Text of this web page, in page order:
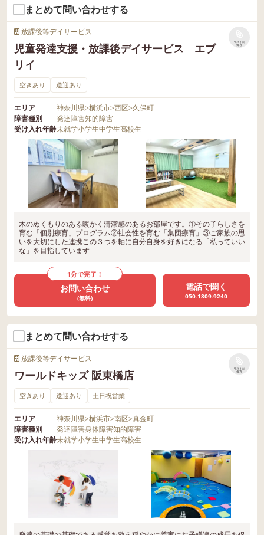
まとめて問い合わせする
放課後等デイサービス
児童発達支援・放課後デイサービス エブ
リイ
リストに
保存
空きあり 送迎あり
エリア 神奈川県>横浜市>西区>久保町
障害種別
発達障害知的障害
受け入れ年齢未就学小学生中学生高校生
木のぬくもりのある暖かく清潔感のあるお部屋です。①その子らしさを
育む「個別療育」プログラム②社会性を育む「集団療育」③ご家族の思
いを大切にした連携この３つを軸に自分自身を好きになる「私っていい
な」を目指しています
1分で完了！
お問い合わせ
(無料)
電話で聞く
050-1809-9240
まとめて問い合わせする
放課後等デイサービス
ワールドキッズ 阪東橋店
リストに
保存
空きあり 送迎あり 土日祝営業
エリア 神奈川県>横浜市>南区>真金町
障害種別
発達障害身体障害知的障害
受け入れ年齢未就学小学生中学生高校生